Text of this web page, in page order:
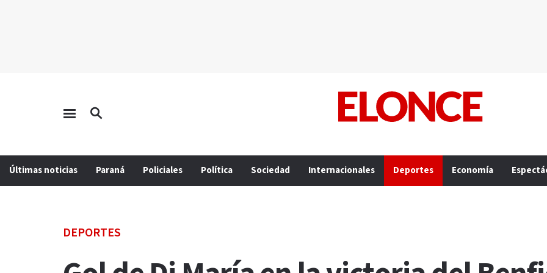
Últimas noticias Paraná Policiales Política Sociedad Internacionales Deportes Economía
DEPORTES